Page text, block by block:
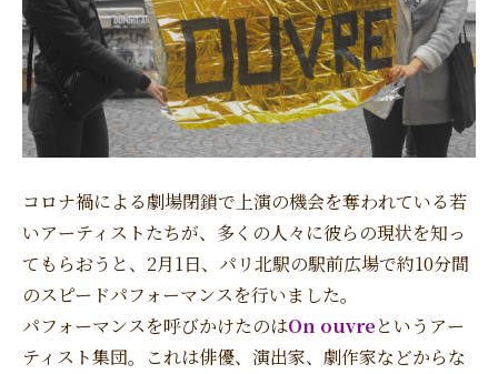
コロナ禍による劇場閉鎖で上演の機会を奪われている若
いアーティストたちが、多くの人々に彼らの現状を知っ
てもらおうと、2月1日、パリ北駅の駅前広場で約10分間
のスピードパフォーマンスを行いました。
パフォーマンスを呼びかけたのはOn ouvreというアー
ティスト集団。これは俳優、演出家、劇作家などからな